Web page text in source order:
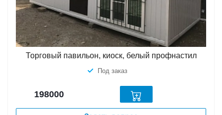
Торговый павильон, киоск, белый профнастил
Под заказ
198000